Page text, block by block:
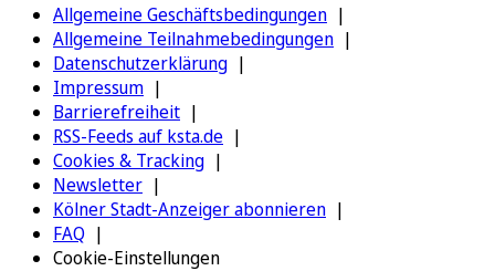
Allgemeine Geschäftsbedingungen
Allgemeine Teilnahmebedingungen
Datenschutzerklärung
Impressum
Barrierefreiheit
RSS-Feeds auf ksta.de
Cookies & Tracking
Newsletter
Kölner Stadt-Anzeiger abonnieren
FAQ
Cookie-Einstellungen